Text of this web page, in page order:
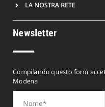
LA NOSTRA RETE
Newsletter
Compilando questo form
Modena